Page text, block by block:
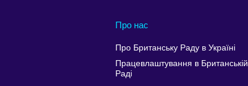
Про нас
Про Британську Раду в Україні
Працевлаштування в Британській
Раді